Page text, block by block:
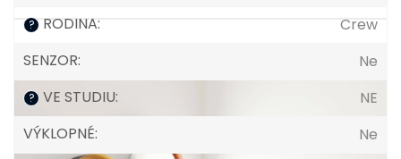
? RODINA:
Crew
SENZOR: Ne
? VE STUDIU:
NE
VÝKLOPNÉ: Ne